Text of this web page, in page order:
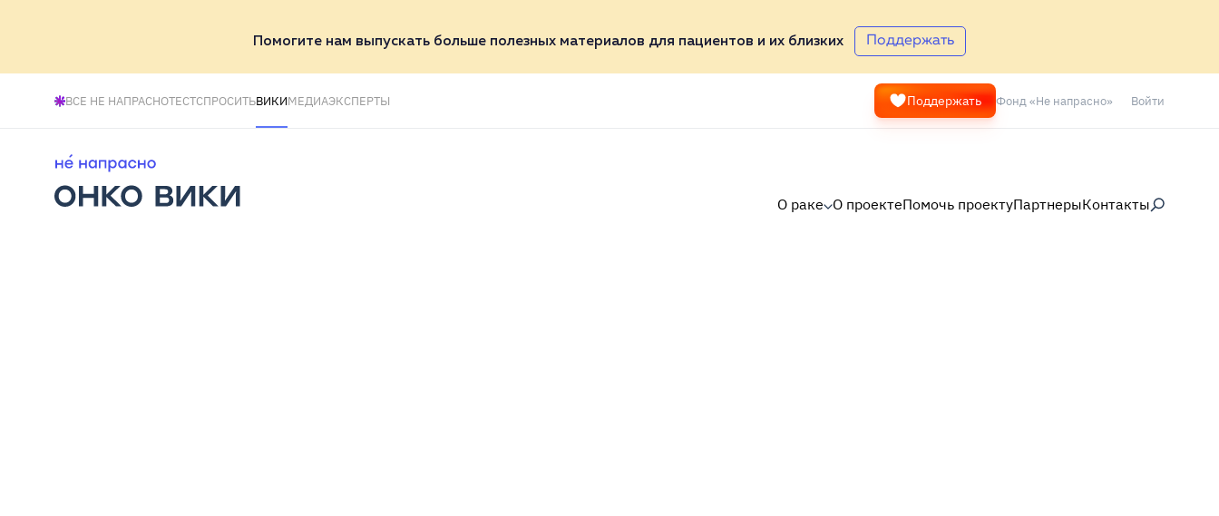
Помогите нам выпускать больше полезных материалов для пациентов и их близких Поддержать
ВСЕ НЕ НАПРАСНОТЕСТСПРОСИТЬВИКИМЕДИАЭКСПЕРТЫ Поддержать Фонд «Не напрасно» Войти
О раке О проектеПомочь проектуПартнерыКонтакты